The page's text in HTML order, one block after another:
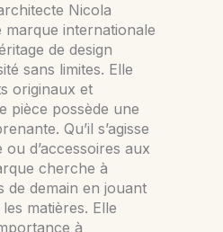
Nicola
marque internationale
de design
sans limites. Elle
originaux et
pièce possède une
Qu’il s’agisse
d’accessoires aux
cherche à
de demain en jouant
matières. Elle
à